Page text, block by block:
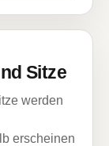
Sitze
werden
erscheinen